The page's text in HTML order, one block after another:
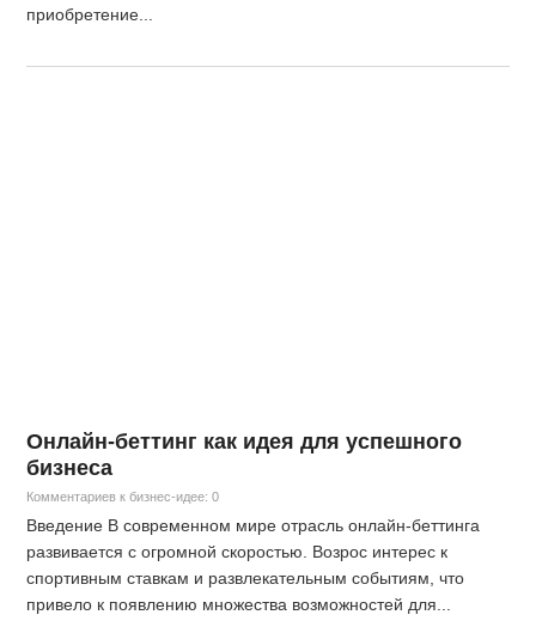
приобретение...
Онлайн-беттинг как идея для успешного
бизнеса
Комментариев к бизнес-идее: 0
Введение В современном мире отрасль онлайн-беттинга
развивается с огромной скоростью. Возрос интерес к
спортивным ставкам и развлекательным событиям, что
привело к появлению множества возможностей для...